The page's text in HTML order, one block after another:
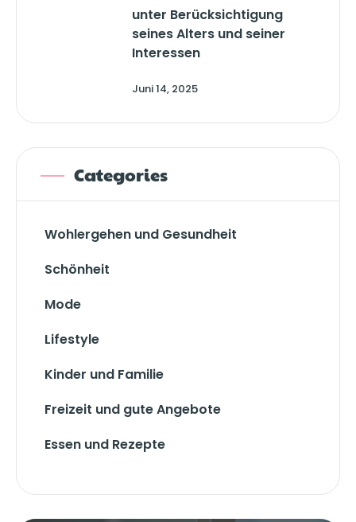
unter Berücksichtigung
seines Alters und seiner
Interessen
Juni 14, 2025
Categories
Wohlergehen und Gesundheit
Schönheit
Mode
Lifestyle
Kinder und Familie
Freizeit und gute Angebote
Essen und Rezepte